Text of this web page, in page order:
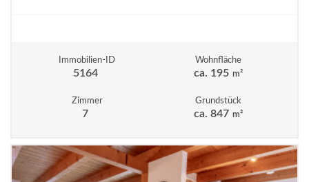
Immobilien-ID
5164
Wohnfläche
ca. 195 m²
Zimmer
7
Grundstück
ca. 847 m²